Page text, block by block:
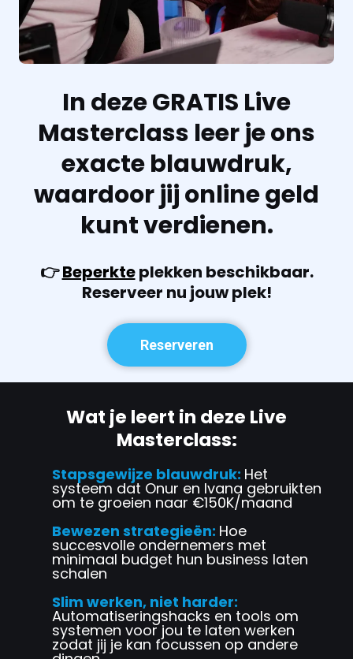
In deze GRATIS Live
Masterclass leer je ons
exacte blauwdruk,
waardoor jij online geld
kunt verdienen.
👉Beperkteplekken beschikbaar.
Reserveer nu jouw plek!
Reserveren
Wat je leert in deze Live
Masterclass:
Stapsgewijze blauwdruk: Het
systeem dat Onur en Ivana gebruikten
om te groeien naar €150K/maand
Bewezen strategieën: Hoe
succesvolle ondernemers met
minimaal budget hun business laten
schalen
Slim werken, niet harder:
Automatiseringshacks en tools om
systemen voor jou te laten werken
zodat jij je kan focussen op andere